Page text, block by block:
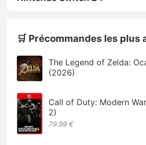
🛒 Précommandes les plus
The Legend of Zelda:
(2026)
Call of Duty: Modern
2)
79.99 €